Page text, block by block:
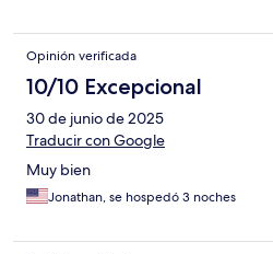
Opinión verificada
10/10 Excepcional
30 de junio de 2025
Traducir con Google
Muy bien
Jonathan, se hospedó 3 noches